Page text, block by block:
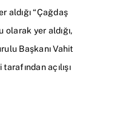
aldığı “Çağdaş
olarak yer aldığı,
Başkanı Vahit
açılışı